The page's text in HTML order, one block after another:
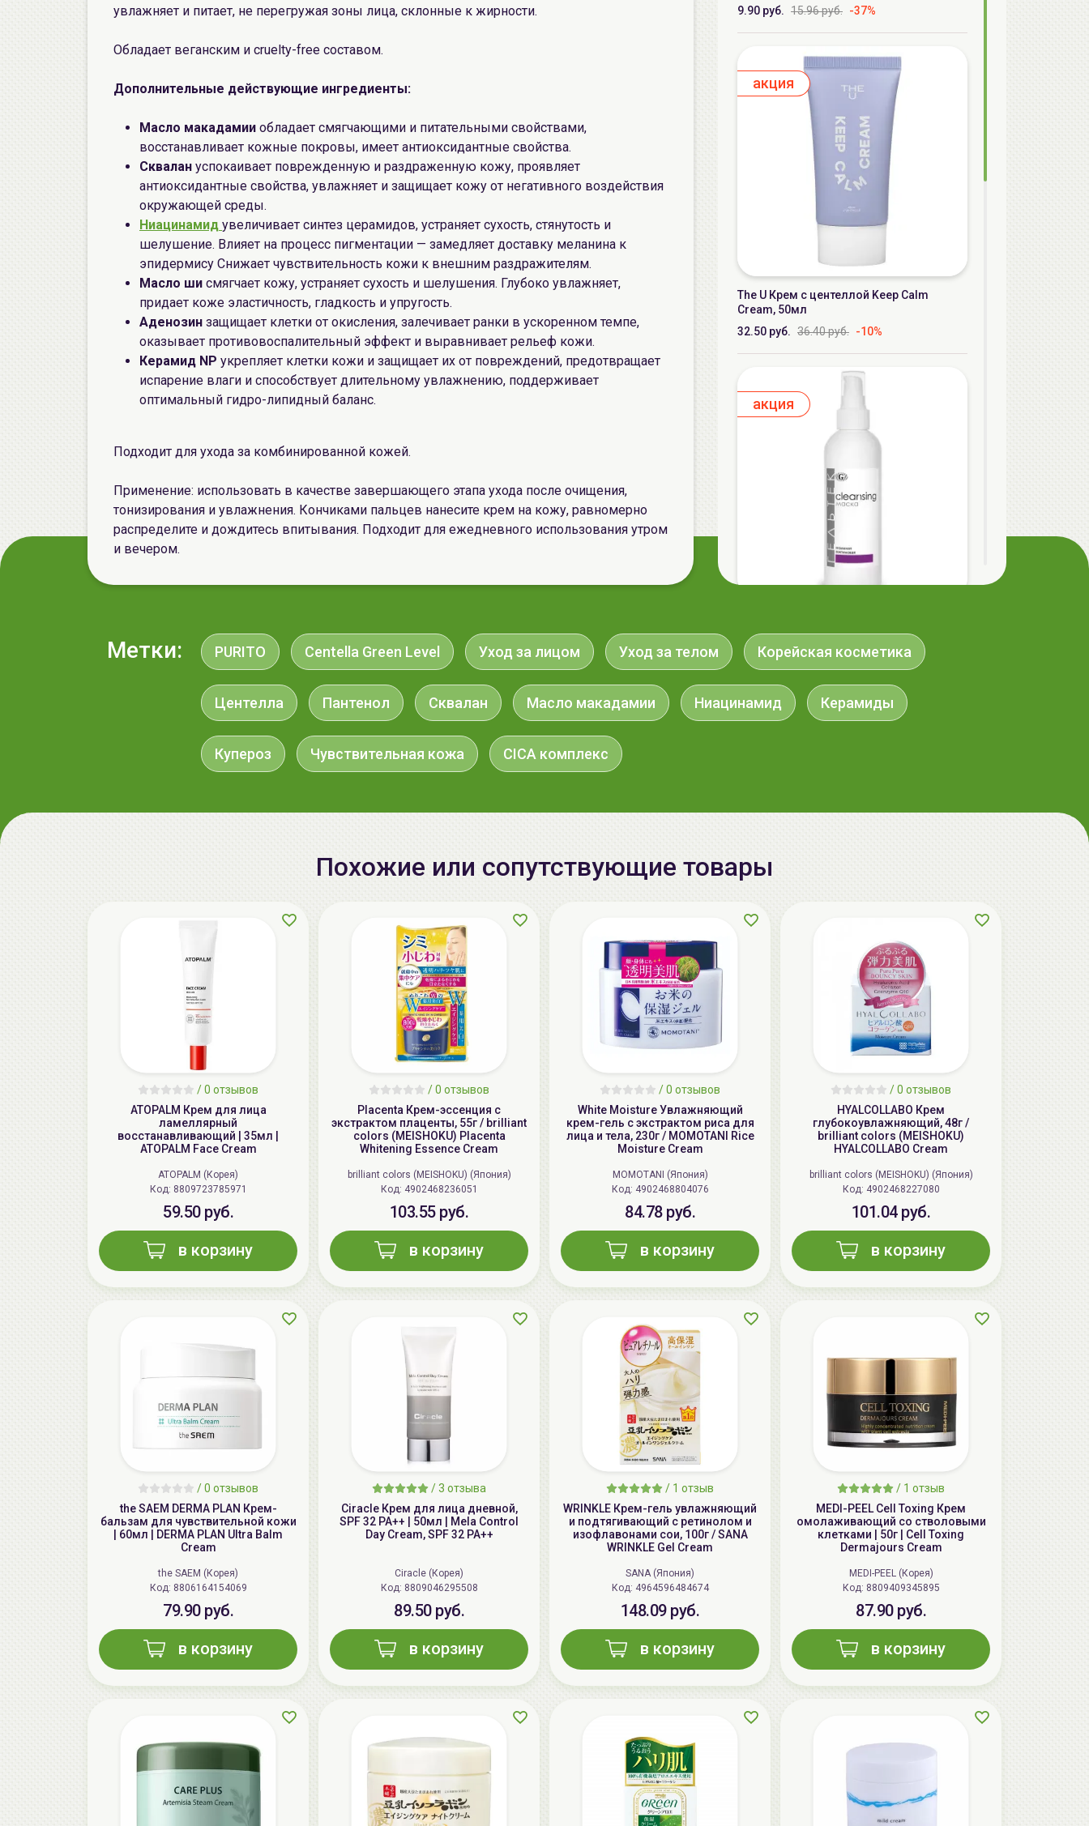
увлажняет и питает, не перегружая зоны лица, склонные к жирности.
Обладает веганским и cruelty-free составом.
Дополнительные действующие ингредиенты:
Масло макадамии обладает смягчающими и питательными свойствами,
восстанавливает кожные покровы, имеет антиоксидантные свойства.
Сквалан успокаивает поврежденную и раздраженную кожу, проявляет
антиоксидантные свойства, увлажняет и защищает кожу от негативного воздействия
окружающей среды.
Ниацинамид увеличивает синтез церамидов, устраняет сухость, стянутость и
шелушение. Влияет на процесс пигментации — замедляет доставку меланина к
эпидермису Снижает чувствительность кожи к внешним раздражителям.
Масло ши смягчает кожу, устраняет сухость и шелушения. Глубоко увлажняет,
придает коже эластичность, гладкость и упругость.
Аденозин защищает клетки от окисления, залечивает ранки в ускоренном темпе,
оказывает противовоспалительный эффект и выравнивает рельеф кожи.
Керамид NP укрепляет клетки кожи и защищает их от повреждений, предотвращает
испарение влаги и способствует длительному увлажнению, поддерживает
оптимальный гидро-липидный баланс.
Подходит для ухода за комбинированной кожей.
Применение: использовать в качестве завершающего этапа ухода после очищения,
тонизирования и увлажнения. Кончиками пальцев нанесите крем на кожу, равномерно
распределите и дождитесь впитывания. Подходит для ежедневного использования утром
и вечером.
9.90 руб. 15.96 руб. -37%
aкция
The U Крем с центеллой Keep Calm
Cream, 50мл
32.50 руб. 36.40 руб. -10%
aкция
59.00 руб. 124.98 руб. -52%
aкция
-26%
AiliCode Восстанавливающий крем-
пилинг для лица, 50мл
Метки: PURITO Centella Green Level Уход за лицом Уход за телом Корейская косметика
Центелла Пантенол Сквалан Масло макадамии Ниацинамид Керамиды
Купероз Чувствительная кожа CICA комплекс
Похожие или сопутствующие товары
/0 отзывов
ATOPALM Крем для лица
ламеллярный
восстанавливающий | 35мл |
ATOPALM Face Cream
ATOPALM (Корея)
Код: 8809723785971
59.50 руб.
в корзину
/0 отзывов
Placenta Крем-эссенция с
экстрактом плаценты, 55г / brilliant
colors (MEISHOKU) Placenta
Whitening Essence Cream
brilliant colors (MEISHOKU) (Япония)
Код: 4902468236051
103.55 руб.
в корзину
/0 отзывов
White Moisture Увлажняющий
крем-гель с экстрактом риса для
лица и тела, 230г / MOMOTANI Rice
Moisture Cream
MOMOTANI (Япония)
Код: 4902468804076
84.78 руб.
в корзину
/0 отзывов
HYALCOLLABO Крем
глубокоувлажняющий, 48г /
brilliant colors (MEISHOKU)
HYALCOLLABO Cream
brilliant colors (MEISHOKU) (Япония)
Код: 4902468227080
101.04 руб.
в корзину
/0 отзывов
the SAEM DERMA PLAN Крем-
бальзам для чувствительной кожи
| 60мл | DERMA PLAN Ultra Balm
Cream
the SAEM (Корея)
Код: 8806164154069
79.90 руб.
в корзину
/3 отзыва
Ciracle Крем для лица дневной,
SPF 32 PA++ | 50мл | Mela Control
Day Cream, SPF 32 PA++
Ciracle (Корея)
Код: 8809046295508
89.50 руб.
в корзину
/ 1 отзыв
WRINKLE Крем-гель увлажняющий
и подтягивающий с ретинолом и
изофлавонами сои, 100г / SANA
WRINKLE Gel Cream
SANA (Япония)
Код: 4964596484674
148.09 руб.
в корзину
/ 1 отзыв
MEDI-PEEL Cell Toxing Крем
омолаживающий со стволовыми
клетками | 50г | Cell Toxing
Dermajours Cream
MEDI-PEEL (Корея)
Код: 8809409345895
87.90 руб.
в корзину